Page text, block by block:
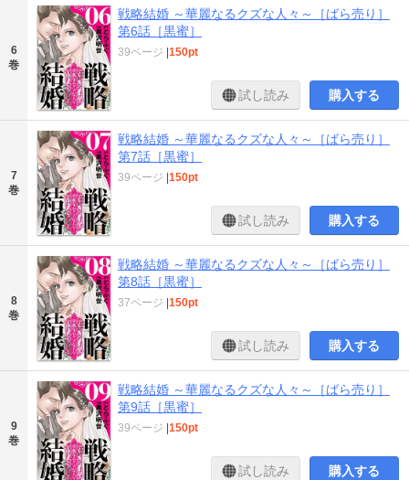
6
巻
戦略結婚 ～華麗なるクズな人々～［ばら売り］
第6話［黒蜜］
39ページ 150pt
試し読み 購入する
7
巻
戦略結婚 ～華麗なるクズな人々～［ばら売り］
第7話［黒蜜］
39ページ 150pt
試し読み 購入する
8
巻
戦略結婚 ～華麗なるクズな人々～［ばら売り］
第8話［黒蜜］
37ページ 150pt
試し読み 購入する
9
巻
戦略結婚 ～華麗なるクズな人々～［ばら売り］
第9話［黒蜜］
39ページ 150pt
試し読み 購入する